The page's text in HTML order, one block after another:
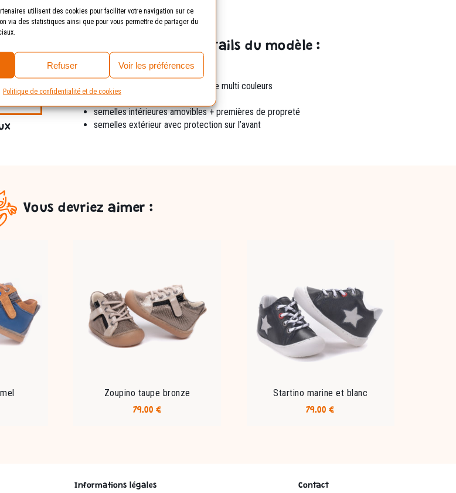
utilisent des cookies pour faciliter votre navigation sur ce
via des statistiques ainsi que pour vous permettre de partager du
Refuser Voir les préférences
Politique de confidentialité et de cookies
Avis (0)
Fiche technique / détails du modèle :
fermeture intérieure
dessus cuir nubuck beige fantaisie multi couleurs
semelles intérieures amovibles + premières de propreté
semelles extérieur avec protection sur l’avant
Vous devriez aimer :
Zoupino taupe bronze
79.00 €
Les
Startino marine et blanc
79.00€
Les
Informations légales Contact